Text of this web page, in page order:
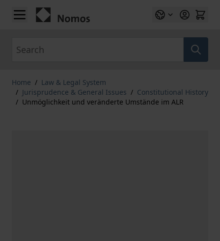
Skip to Content
Home / Law & Legal System
/ Jurisprudence & General Issues / Constitutional History
/ Unmöglichkeit und veränderte Umstände im ALR